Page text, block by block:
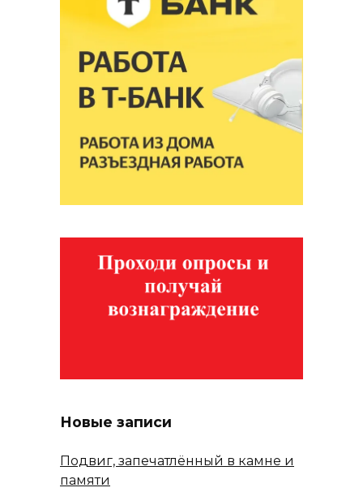
Новые записи
Подвиг, запечатлённый в камне и
памяти